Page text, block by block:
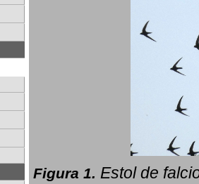
Figura 1. Estol de